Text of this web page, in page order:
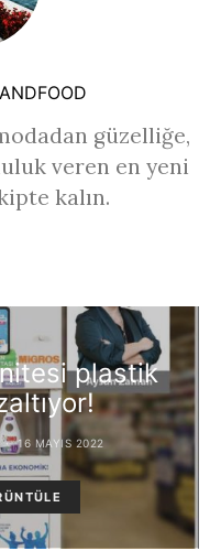
güzelliğe,
veren en yeni
kalın.
plastik
16 MAYIS 2022